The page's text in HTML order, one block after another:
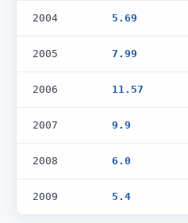
2004 5.69
2005 7.99
2006 11.57
2007 9.9
2008 6.0
2009 5.4